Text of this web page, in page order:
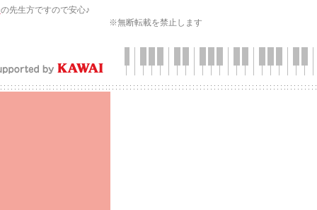
の先生方ですので安心♪
※無断転載を禁止します